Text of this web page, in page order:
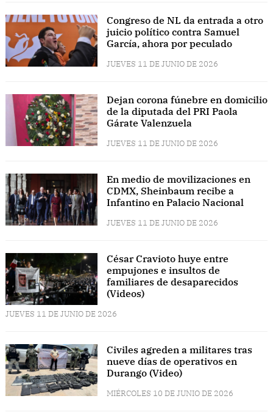
Congreso de NL da entrada a otro
juicio político contra Samuel
García, ahora por peculado
JUEVES 11 DE JUNIO DE 2026
Dejan corona fúnebre en domicilio
de la diputada del PRI Paola
Gárate Valenzuela
JUEVES 11 DE JUNIO DE 2026
En medio de movilizaciones en
CDMX, Sheinbaum recibe a
Infantino en Palacio Nacional
JUEVES 11 DE JUNIO DE 2026
César Cravioto huye entre
empujones e insultos de
familiares de desaparecidos
(Videos)
JUEVES 11 DE JUNIO DE 2026
Civiles agreden a militares tras
nueve días de operativos en
Durango (Video)
MIÉRCOLES 10 DE JUNIO DE 2026